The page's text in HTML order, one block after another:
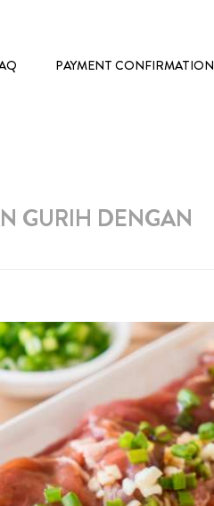
PAYMENT CONFIRMATION
GURIH DENGAN